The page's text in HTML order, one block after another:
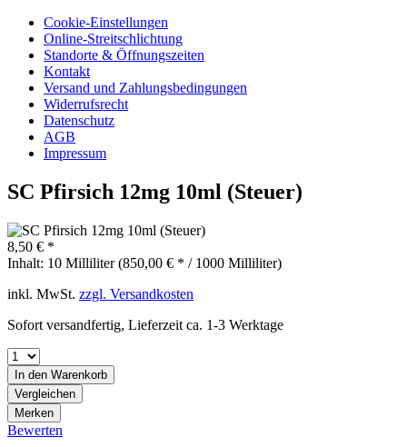
Cookie-Einstellungen
Online-Streitschlichtung
Standorte & Öffnungszeiten
Kontakt
Versand und Zahlungsbedingungen
Widerrufsrecht
Datenschutz
AGB
Impressum
SC Pfirsich 12mg 10ml (Steuer)
8,50 € *
Inhalt: 10 Milliliter (850,00 € * / 1000 Milliliter)
inkl. MwSt. zzgl. Versandkosten
Sofort versandfertig, Lieferzeit ca. 1-3 Werktage
In den Warenkorb
Vergleichen
Merken
Bewerten